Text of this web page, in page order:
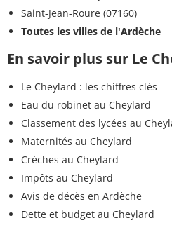
Saint-Jean-Roure (07160)
Toutes les villes de l'Ardèche
En savoir plus sur Le
Le Cheylard : les chiffres clés
Eau du robinet au Cheylard
Classement des lycées au
Maternités au Cheylard
Crèches au Cheylard
Impôts au Cheylard
Avis de décès en Ardèche
Dette et budget au Cheylard